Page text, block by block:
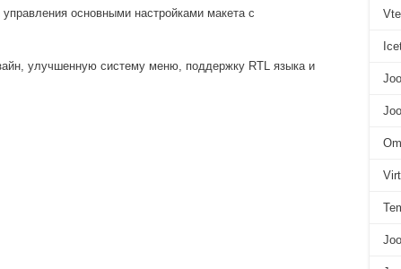
управления основными настройками макета с
улучшенную систему меню, поддержку RTL языка и